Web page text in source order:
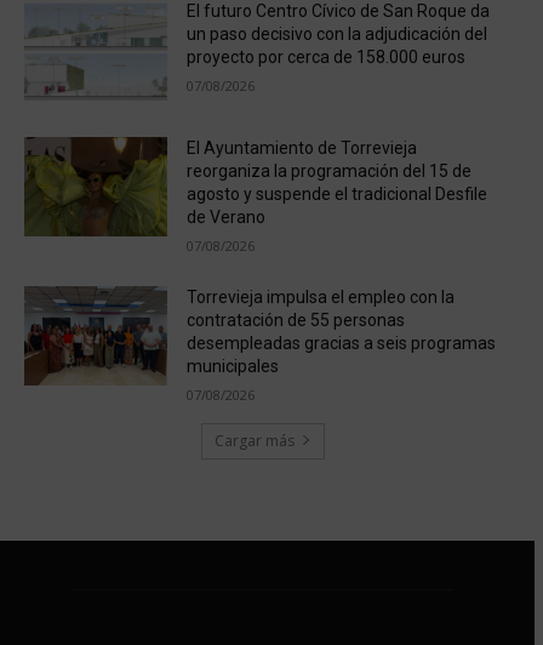
El futuro Centro Cívico de San Roque da
un paso decisivo con la adjudicación del
proyecto por cerca de 158.000 euros
07/08/2026
El Ayuntamiento de Torrevieja
reorganiza la programación del 15 de
agosto y suspende el tradicional Desfile
de Verano
07/08/2026
Torrevieja impulsa el empleo con la
contratación de 55 personas
desempleadas gracias a seis programas
municipales
07/08/2026
Cargar más